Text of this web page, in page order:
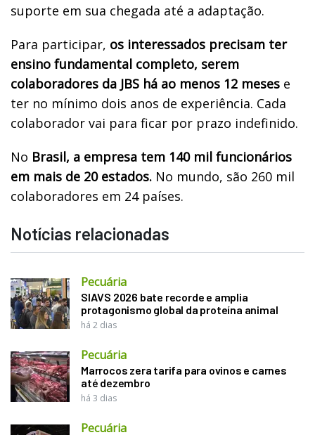
suporte em sua chegada até a adaptação.
Para participar, os interessados precisam ter
ensino fundamental completo, serem
colaboradores da JBS há ao menos 12 meses e
ter no mínimo dois anos de experiência. Cada
colaborador vai para ficar por prazo indefinido.
No Brasil, a empresa tem 140 mil funcionários
em mais de 20 estados. No mundo, são 260 mil
colaboradores em 24 países.
Notícias relacionadas
Pecuária
SIAVS 2026 bate recorde e amplia
protagonismo global da proteína animal
há 2 dias
Pecuária
Marrocos zera tarifa para ovinos e carnes
até dezembro
há 3 dias
Pecuária